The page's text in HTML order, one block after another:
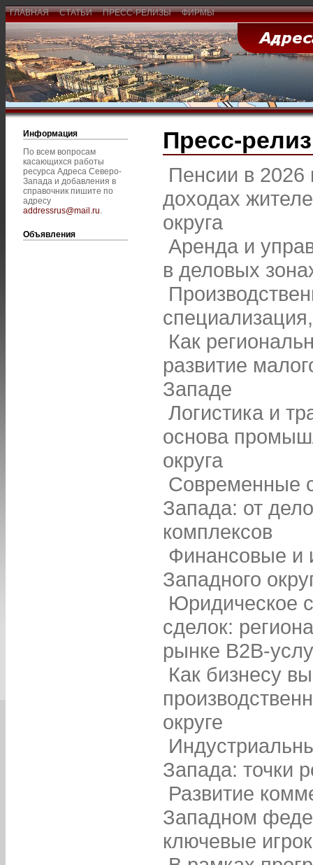
ГЛАВНАЯ СТАТЬИ ПРЕСС-РЕЛИЗЫ ФИРМЫ
Информация
По всем вопросам
касающихся работы
ресурса Адреса Северо-
Запада и добавления в
справочник пишите по
адресу
addressrus@mail.ru.
Объявления
Пресс-
Пенсии в 2026
доходах
округа
Аренда и
в деловых
Как
развитие
Западе
Логистика и
основа
округа
Современные
Запада: от
комплексов
Финансовые и
Западного
Юридическое
сделок:
рынке B2B-
Как бизнесу
округе
Запада: точки
Развитие
Западном
ключевые